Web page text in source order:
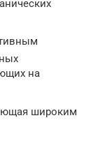
на
широким